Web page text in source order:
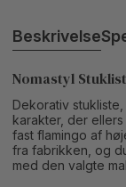
Beskrivelse
Nomastyl
Dekorativ
karakter, der
fast flamingo af
fra fabrikken, og
med den valgte